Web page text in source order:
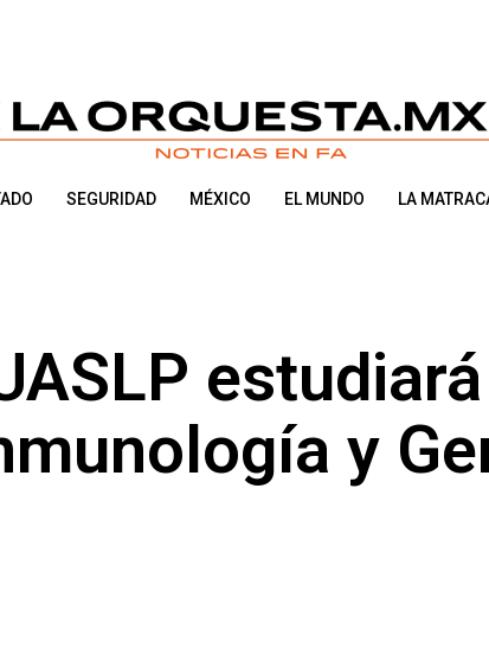
SEGURIDAD MÉXICO EL MUNDO LA
y